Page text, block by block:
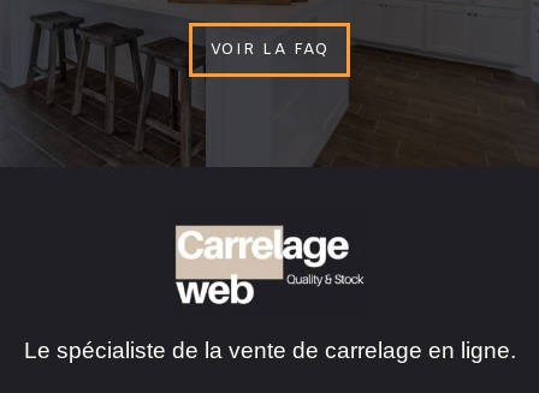
VOIR LA FAQ
Le spécialiste de la vente de carrelage en ligne.